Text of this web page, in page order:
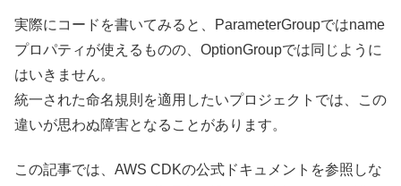
実際にコードを書いてみると、ParameterGroupではname
プロパティが使えるものの、OptionGroupでは同じように
はいきません。
統一された命名規則を適用したいプロジェクトでは、この
違いが思わぬ障害となることがあります。
この記事では、AWS CDKの公式ドキュメントを参照しな